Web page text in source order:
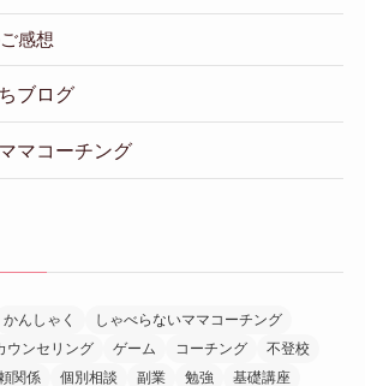
感想
ブログ
マコーチング
かんしゃく
しゃべらないママコーチング
ウンセリング ゲーム コーチング
不登校
関係 個別相談 副業 勉強 基礎講座